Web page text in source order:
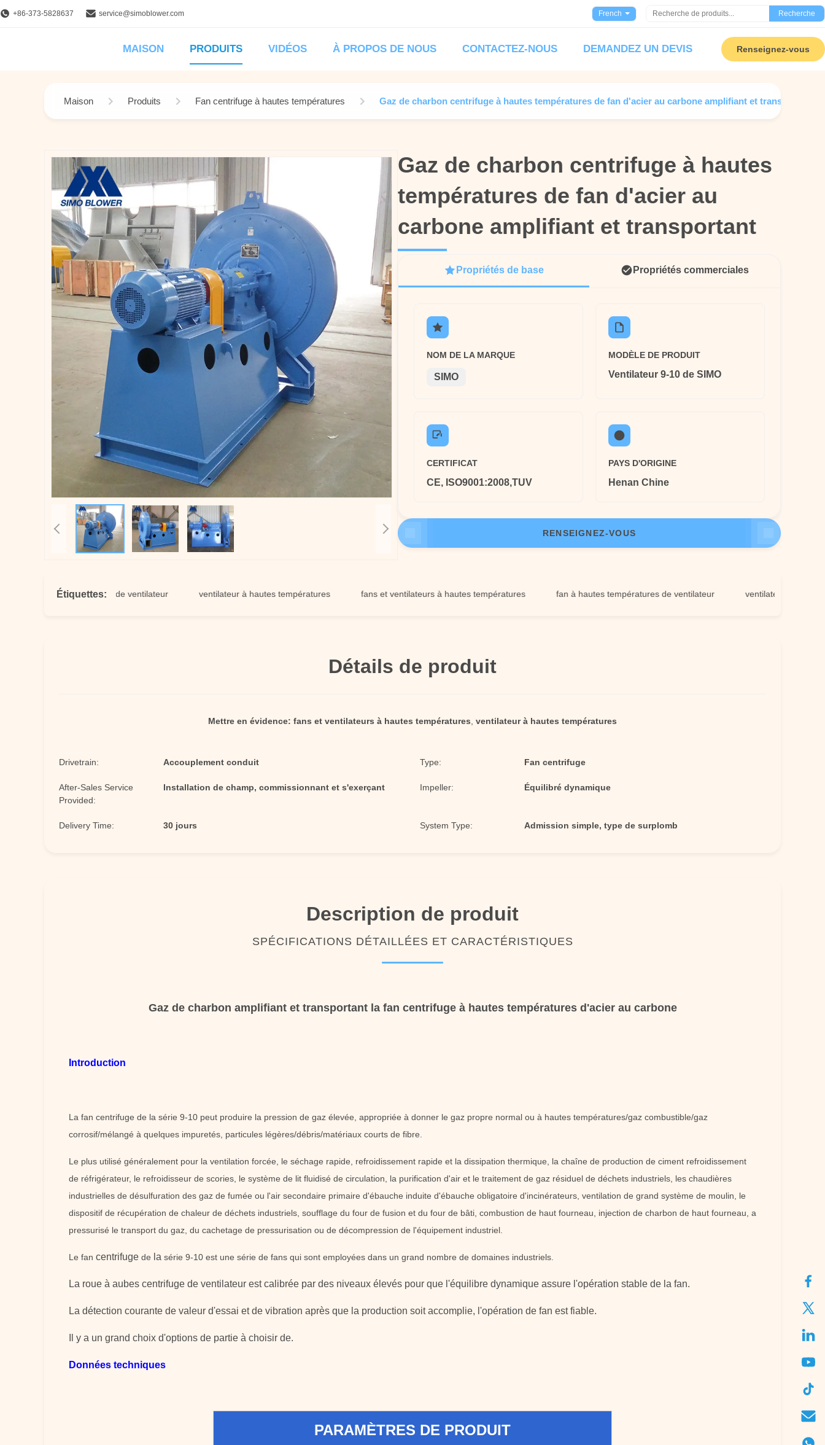
+86-373-5828637 service@simoblower.com French Recherche
MAISON PRODUITS VIDÉOS À PROPOS DE NOUS CONTACTEZ-NOUS DEMANDEZ UN DEVIS Renseignez-vous
Maison Produits Fan centrifuge à hautes températures Gaz de charbon centrifuge à hautes températures de fan d'acier au carbone amplifiant et transportant
Gaz de charbon centrifuge à hautes
températures de fan d'acier au
carbone amplifiant et transportant
Gaz de charbon centrifuge à hautes
températures de fan d'acier au
carbone amplifiant et transportant
Propriétés de base Propriétés commerciales
NOM DE LA MARQUE
SIMO
MODÈLE DE PRODUIT
Ventilateur 9-10 de SIMO
CERTIFICAT
CE, ISO9001:2008,TUV
PAYS D'ORIGINE
Henan Chine
RENSEIGNEZ-VOUS
Étiquettes:
hautes températures de ventilateur ventilateur à hautes températures fans et ventilateurs à hautes températures fan à hautes températures de ventilateur ventilateur à hautes
Détails de produit
Mettre en évidence: fans et ventilateurs à hautes températures ventilateur à hautes températures
Drivetrain: Accouplement conduit Type: Fan centrifuge
After-Sales Service
Provided:
Installation de champ, commissionnant et s'exerçant Impeller: Équilibré dynamique
Delivery Time: 30 jours System Type: Admission simple, type de surplomb
Description de produit
SPÉCIFICATIONS DÉTAILLÉES ET CARACTÉRISTIQUES
Gaz de charbon amplifiant et transportant la fan centrifuge à hautes températures d'acier au carbone
Introduction
La fan centrifuge de la série 9-10 peut produire la pression de gaz élevée, appropriée à donner le gaz propre normal ou à hautes températures/gaz combustible/gaz
corrosif/mélangé à quelques impuretés, particules légères/débris/matériaux courts de fibre.
Le plus utilisé généralement pour la ventilation forcée, le séchage rapide, refroidissement rapide et la dissipation thermique, la chaîne de production de ciment refroidissement
de réfrigérateur, le refroidisseur de scories, le système de lit fluidisé de circulation, la purification d'air et le traitement de gaz résiduel de déchets industriels, les chaudières
industrielles de désulfuration des gaz de fumée ou l'air secondaire primaire d'ébauche induite d'ébauche obligatoire d'incinérateurs, ventilation de grand système de moulin, le
dispositif de récupération de chaleur de déchets industriels, soufflage du four de fusion et du four de bâti, combustion de haut fourneau, injection de charbon de haut fourneau, a
pressurisé le transport du gaz, du cachetage de pressurisation ou de décompression de l'équipement industriel.
Le fan centrifuge de la série 9-10 est une série de fans qui sont employées dans un grand nombre de domaines industriels.
La roue à aubes centrifuge de ventilateur est calibrée par des niveaux élevés pour que l'équilibre dynamique assure l'opération stable de la fan.
La détection courante de valeur d'essai et de vibration après que la production soit accomplie, l'opération de fan est fiable.
Il y a un grand choix d'options de partie à choisir de.
Données techniques
PARAMÈTRES DE PRODUIT